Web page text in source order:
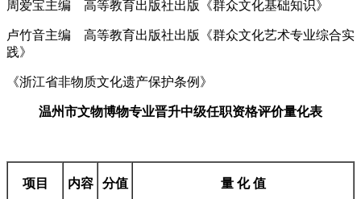
周爱宝主编 高等教育出版社出版《群众文化基础知识》
卢竹音主编 高等教育出版社出版《群众文化艺术专业综合实
践》
《浙江省非物质文化遗产保护条例》
温州市文物博物专业晋升中级任职资格评价量化表
项目 内容 分值 量 化 值